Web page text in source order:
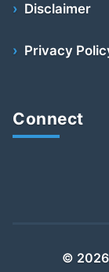
Disclaimer
Privacy
Connect
© 2026